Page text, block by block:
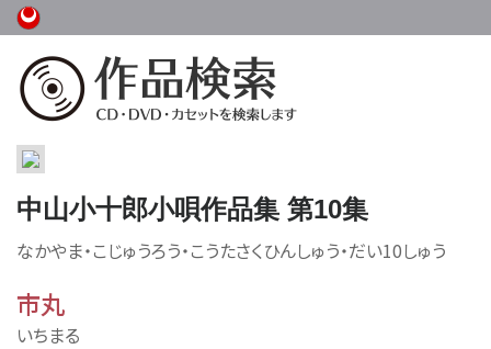
中山小十郎小唄作品集 第10集
なかやま・こじゅうろう・こうたさくひんしゅう・だい10しゅう
市丸
いちまる